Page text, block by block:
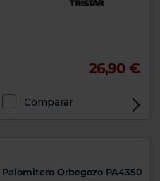
26,90 €
Comparar
Palomitero Orbegozo PA4350